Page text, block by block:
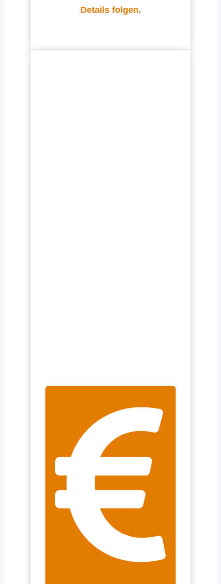
Details folgen.